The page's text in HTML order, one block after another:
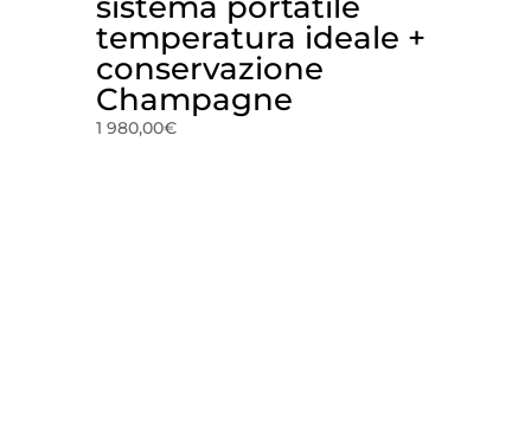
sistema portatile
temperatura ideale +
conservazione
Champagne
1 980,00€